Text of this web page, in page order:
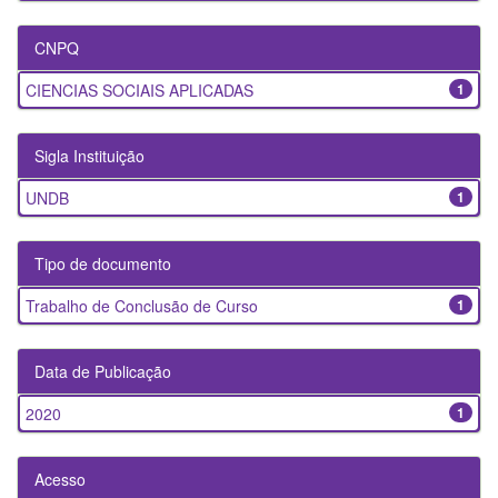
CNPQ
1
CIENCIAS SOCIAIS APLICADAS
Sigla Instituição
1
UNDB
Tipo de documento
1
Trabalho de Conclusão de Curso
Data de Publicação
1
2020
Acesso